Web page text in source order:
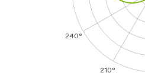
210°
240°